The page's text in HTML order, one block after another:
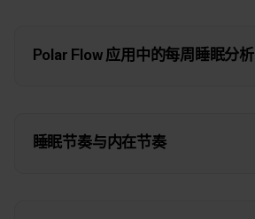
Polar Flow 应用中的每周睡眠分析
睡眠节奏与内在节奏